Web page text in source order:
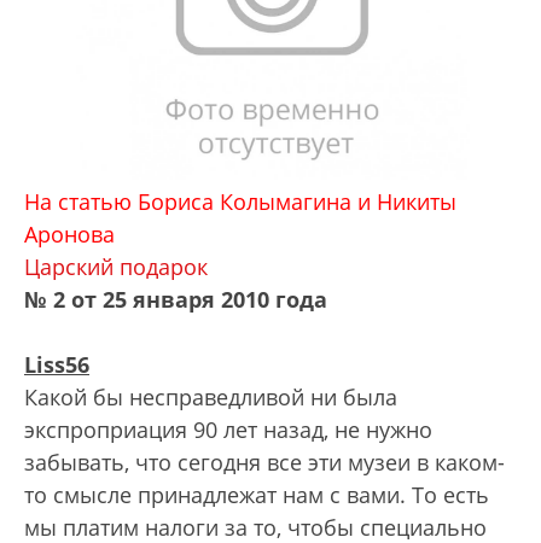
На статью Бориса Колымагина и Никиты
Аронова
Царский подарок
№ 2 от 25 января 2010 года
Liss56
Какой бы несправедливой ни была
экспроприация 90 лет назад, не нужно
забывать, что сегодня все эти музеи в каком-
то смысле принадлежат нам с вами. То есть
мы платим налоги за то, чтобы специально